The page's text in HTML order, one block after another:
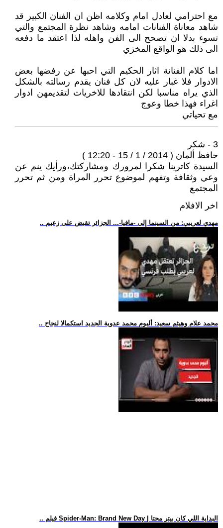
مع احترامي لعادل امام وكلامه اظن ان الفنان الكبير قد
شاهد معاناة الفنانات امامه وشاهد نظرة المجتمع والتي
تسوء بدلا ان تصحح الى الفن واهله لذا اعتقد ما دفعه
الى ذلك هو الواقع المخزي
اما كلام الفنانة اثار الحكيم التي احبها عن رفضها بعض
الادوار فلا غبار عليه لان كل فنان يقدم رسالته بالشكل
الذي يراه مناسبا لكن انتقادها للاخريات لتقديمهن ادوار
اغراء فهذا خطا وعوج
مع تحياتي
3 - شكر
حافظ ألمان ( 2014 / 1 / 15 - 12:20 )
السيدة كاترينا شكرا لمرورك ومشاركتك،ورأيك ينم عن
وعي وثقافة وتفهم لموضوع تحرر المراة ومن ثم تحرر
المجتمع
اخر الافلام
.. مهدي لعريبي: من السينما إلى -مافيا-... الجزائر تقبض على زعيم
.. محمد علام وهيثم سعيد: ألبوم محمد عدوية الجديد استكمالا لنجاح
.. فيلم Spider-Man: Brand New Day | البداية اللي كان بيتر محتا